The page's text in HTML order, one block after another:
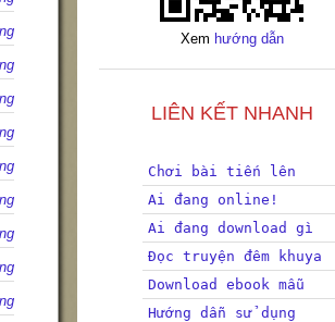
Xem hướng dẫn
LIÊN KẾT NHANH
Chơi bài tiến lên
Ai đang online!
Ai đang download gì
Đọc truyện đêm khuya
Download ebook mẫu
Hướng dẫn sử dụng